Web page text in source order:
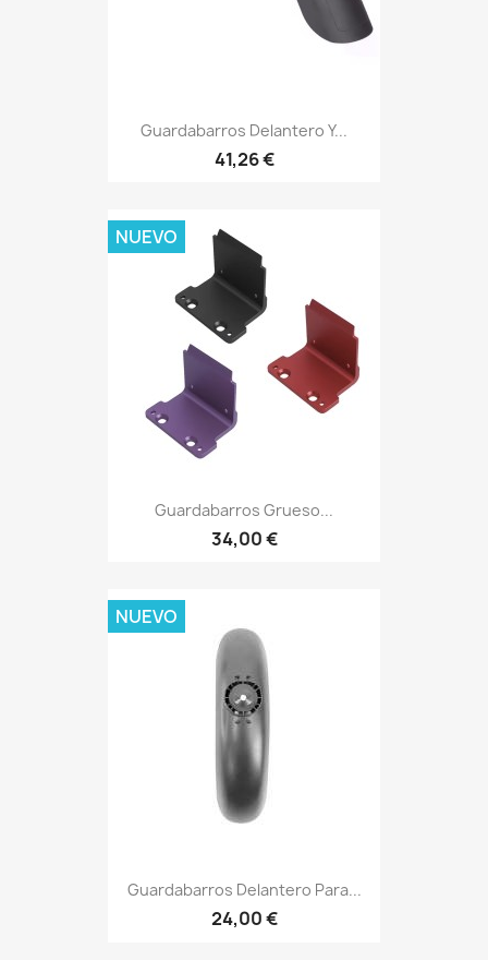
Guardabarros Delantero Y...
41,26 €
Guardabarros Grueso...
34,00 €
NUEVO
Guardabarros Delantero Para...
24,00 €
NUEVO